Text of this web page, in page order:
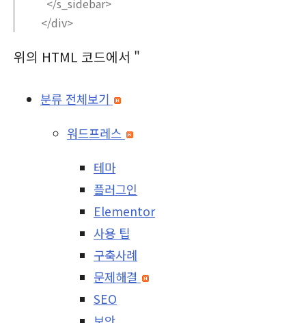
</div>
위의 HTML 코드에서 "
분류 전체보기
워드프레스
테마
플러그인
Elementor
사용 팁
구축사례
문제해결
SEO